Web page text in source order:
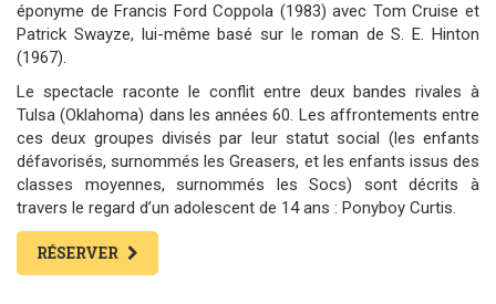
éponyme de Francis Ford Coppola (1983) avec Tom Cruise et
Patrick Swayze, lui-même basé sur le roman de S. E. Hinton
(1967).
Le spectacle raconte le conflit entre deux bandes rivales à
Tulsa (Oklahoma) dans les années 60. Les affrontements entre
ces deux groupes divisés par leur statut social (les enfants
défavorisés, surnommés les Greasers, et les enfants issus des
classes moyennes, surnommés les Socs) sont décrits à
travers le regard d’un adolescent de 14 ans : Ponyboy Curtis.
RÉSERVER